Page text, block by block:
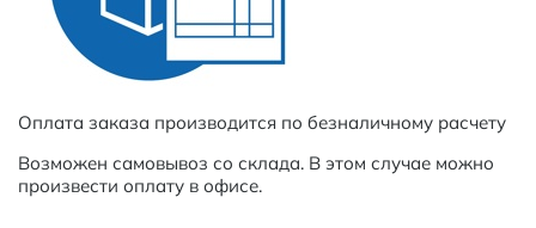
Оплата заказа производится по безналичному расчету
Возможен самовывоз со склада. В этом случае можно
произвести оплату в офисе.